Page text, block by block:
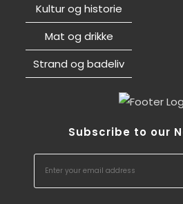
Kultur og historie
Mat og drikke
Strand og badeliv
Subscribe to our